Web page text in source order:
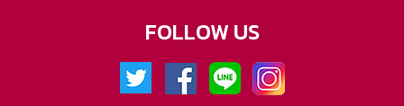
FOLLOW US
บริการหรือได้รับมอบหมายให้กระทำแทนในนามของ www.tsh-
tsh.com เช่น Google Analytic เป็นต้น
เมื่อผู้เข้าใช้งานมีการกลับมาเยี่ยมชมเว็บไซต์โดยไม่เปลี่ยนแปลง
การตั้งค่าคุกกี้บนอินเตอร์เน็ตเบราส์เซอร์ อุปกรณ์ของผู้ใช้งานจะ
ยอมรับคุกกี๊อัตโนมัติในการเข้าใช้งานในครั้งต่อไป ซึ่งถ้าหากผู้เข้า